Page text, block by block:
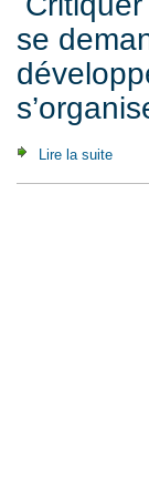
se
Lire la suite